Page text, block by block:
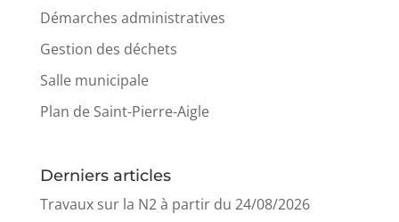
Démarches administratives
Gestion des déchets
Salle municipale
Plan de Saint-Pierre-Aigle
Derniers articles
Travaux sur la N2 à partir du 24/08/2026